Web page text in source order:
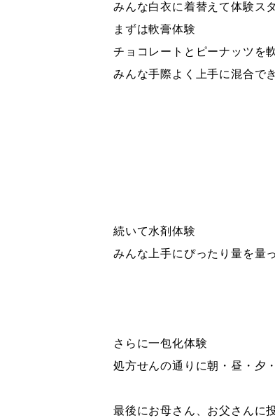
みんな白衣に着替えて体験ス
まずは軟膏体験
チョコレートとピーナッツを
みんな手際よく上手に混合で
続いて水剤体験
みんな上手にぴったり量を量
さらに一包化体験
処方せんの通りに朝・昼・夕
最後にお母さん、お父さんに